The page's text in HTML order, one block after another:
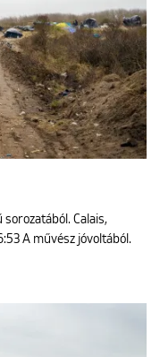
sorozatából. Calais,
A művész jóvoltából.